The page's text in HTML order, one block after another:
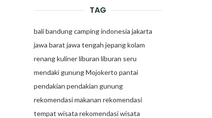
TAG
bali bandung camping indonesia jakarta
jawa barat jawa tengah jepang kolam
renang kuliner liburan liburan seru
mendaki gunung Mojokerto pantai
pendakian pendakian gunung
rekomendasi makanan rekomendasi
tempat wisata rekomendasi wisata